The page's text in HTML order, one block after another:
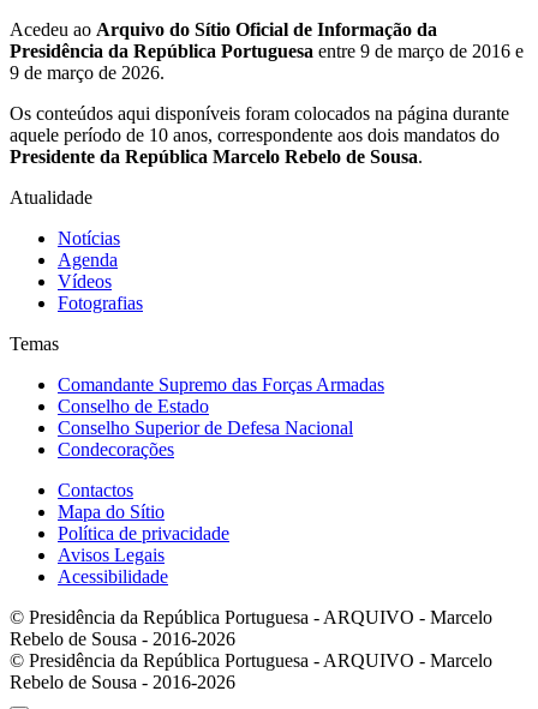
Acedeu ao Arquivo do Sítio Oficial de Informação da
Presidência da República Portuguesa entre 9 de março de 2016 e
9 de março de 2026.
Os conteúdos aqui disponíveis foram colocados na página durante
aquele período de 10 anos, correspondente aos dois mandatos do
Presidente da República Marcelo Rebelo de Sousa.
Atualidade
Notícias
Agenda
Vídeos
Fotografias
Temas
Comandante Supremo das Forças Armadas
Conselho de Estado
Conselho Superior de Defesa Nacional
Condecorações
Contactos
Mapa do Sítio
Política de privacidade
Avisos Legais
Acessibilidade
© Presidência da República Portuguesa - ARQUIVO - Marcelo
Rebelo de Sousa - 2016-2026
© Presidência da República Portuguesa - ARQUIVO - Marcelo
Rebelo de Sousa - 2016-2026